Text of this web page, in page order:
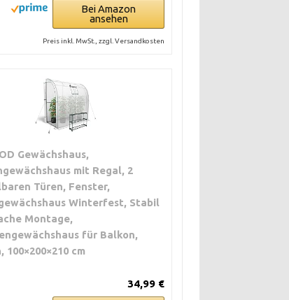
Bei Amazon
ansehen
Preis inkl. MwSt., zzgl. Versandkosten
Gewächshaus,
mit Regal, 2
Türen, Fenster,
Winterfest, Stabil
Montage,
für Balkon,
100×200×210 cm
34,99 €